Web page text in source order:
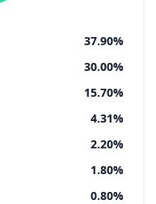
37.90%
30.00%
15.70%
4.31%
2.20%
1.80%
0.80%